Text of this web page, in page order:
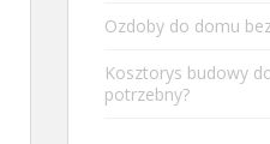
Ozdoby do domu
Kosztorys budowy
potrzebny?